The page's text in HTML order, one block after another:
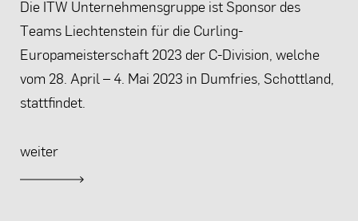
Die ITW Unternehmensgruppe ist Sponsor des
Teams Liechtenstein für die Curling-
Europameisterschaft 2023 der C-Division, welche
vom 28. April – 4. Mai 2023 in Dumfries, Schottland,
stattfindet.
weiter